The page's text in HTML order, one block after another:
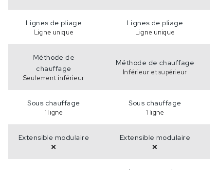
Lignes de pliage
Ligne unique
Lignes de pliage
Ligne unique
Méthode de
chauffage
Seulement inférieur
Méthode de chauffage
Inférieur et supérieur
Sous chauffage
1 ligne
Sous chauffage
1 ligne
Extensible modulaire
❌
Extensible modulaire
❌